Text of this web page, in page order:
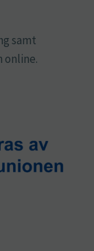
samt
online.